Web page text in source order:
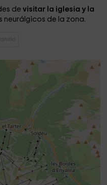
de visitar la iglesia y la
neurálgicos de la zona.